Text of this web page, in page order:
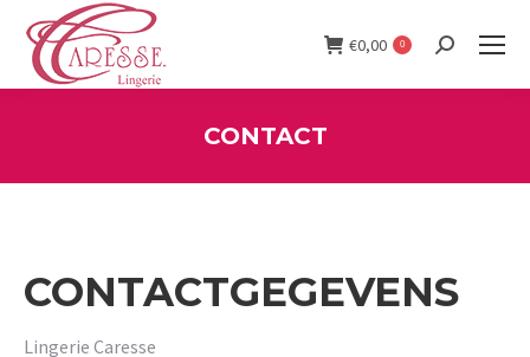
€0,00 0 Search:
CONTACT
CONTACTGEGEVENS
Lingerie Caresse